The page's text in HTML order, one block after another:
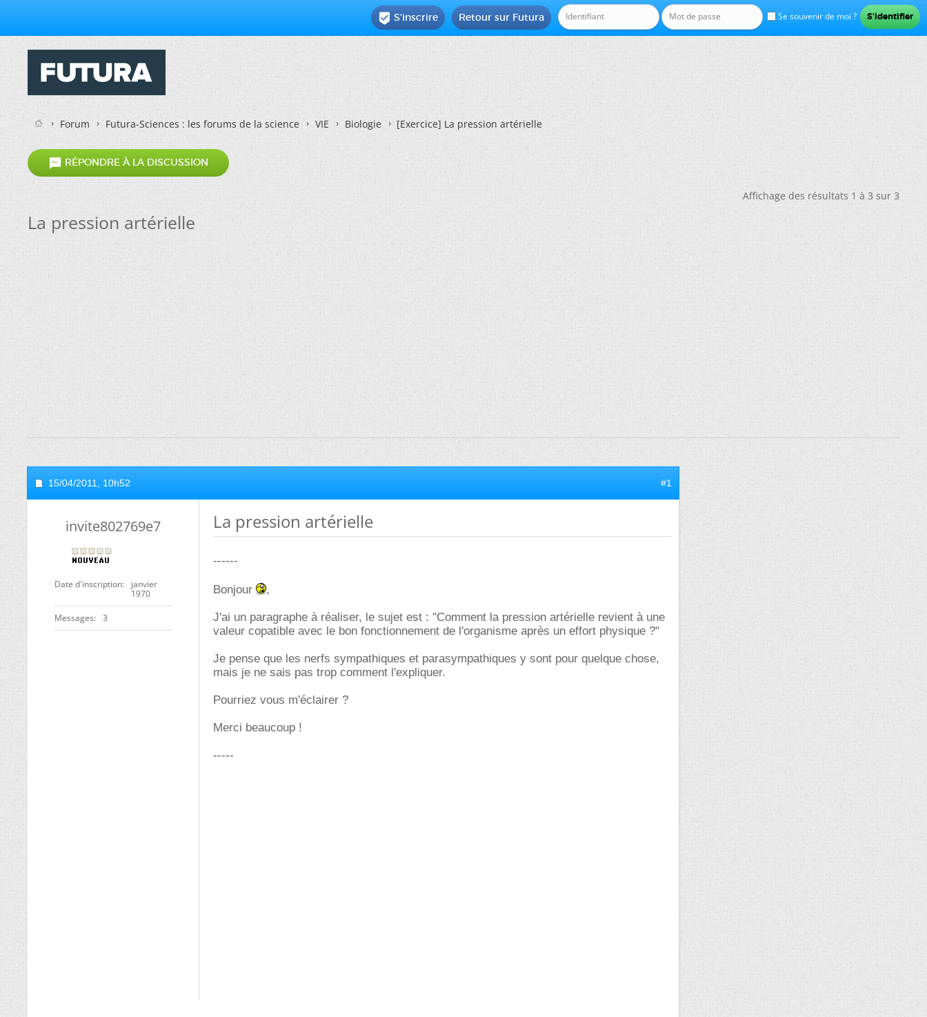
Se souvenir de moi ?
Retour sur Futura
 S'inscrire
Forum Futura-Sciences : les forums de la science VIE Biologie [Exercice]La pression artérielle
 RÉPONDRE À LA DISCUSSION
Affichage des résultats 1 à 3 sur 3
La pression artérielle
15/04/2011, 10h52 #1
invite802769e7
Date d'inscription
janvier
1970
Messages 3
La pression artérielle
------
Bonjour ,
J'ai un paragraphe à réaliser, le sujet est : "Comment la pression artérielle revient à une
valeur copatible avec le bon fonctionnement de l'organisme après un effort physique ?"
Je pense que les nerfs sympathiques et parasympathiques y sont pour quelque chose,
mais je ne sais pas trop comment l'expliquer.
Pourriez vous m'éclairer ?
Merci beaucoup !
-----